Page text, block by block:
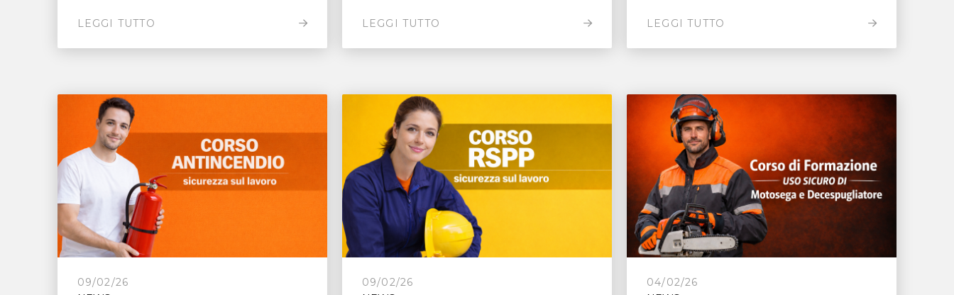
LEGGI TUTTO LEGGI TUTTO LEGGI TUTTO
09/02/26
09/02/26
04/02/26